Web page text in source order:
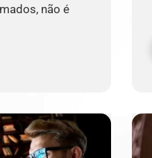
não é